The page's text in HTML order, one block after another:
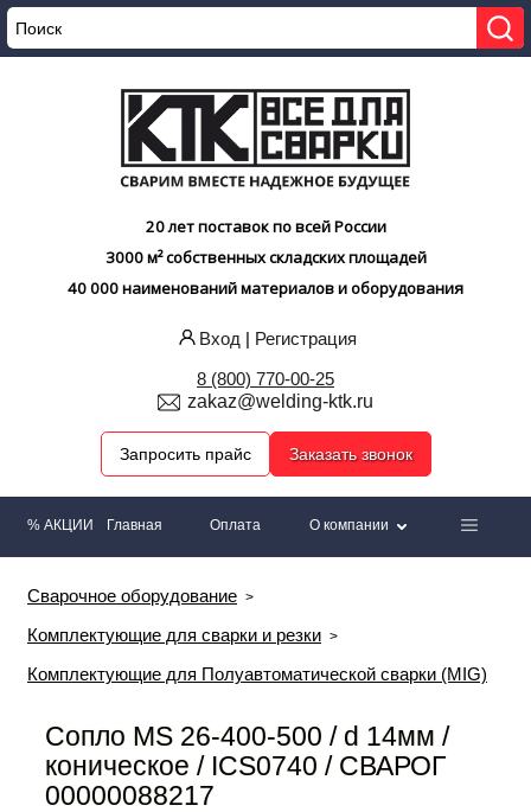
20 лет поставок по всей России
3000 м² собственных складских площадей
40 000 наименований материалов и оборудования
Вход | Регистрация
8 (800) 770-00-25
zakaz@welding-ktk.ru
Запросить прайс Заказать звонок
% АКЦИИ Главная Оплата О компании
Сварочное оборудование
Комплектующие для сварки и резки
Комплектующие для Полуавтоматической сварки (MIG)
Сопло MS 26-400-500 / d 14мм /
коническое / ICS0740 / СВАРОГ
00000088217